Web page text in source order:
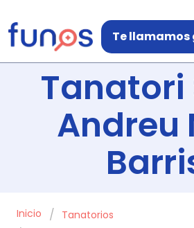
Te
Tanatori
Andreu
Inicio
Tanatorios